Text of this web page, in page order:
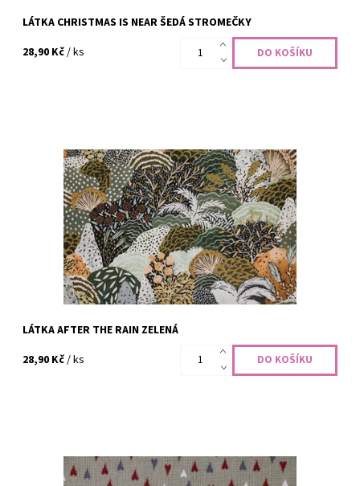
LÁTKA CHRISTMAS IS NEAR ŠEDÁ STROMEČKY
28,90 Kč/ ks
100% bavlna, šíře 110 cm
Dostupnost:
Skladem
CODE-2219
Dovoz EU
LÁTKA AFTER THE RAIN ZELENÁ
28,90 Kč/ ks
100% bavlna, šíře 110 cm